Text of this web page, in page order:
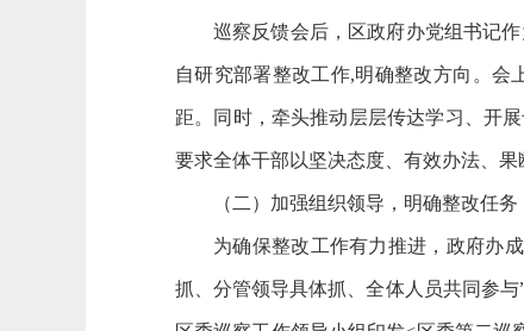
巡察反馈会后，区政府办党组书记
自研究部署整改工作,明确整改方向。会
距。同时，牵头推动层层传达学习、开
要求全体干部以坚决态度、有效办法、
（二）加强组织领导，明确整改任务
为确保整改工作有力推进，政府办
抓、分管领导具体抓、全体人员共同参